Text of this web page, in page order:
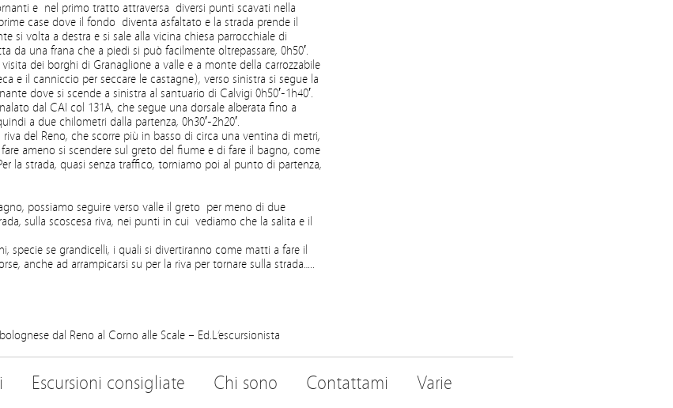
e nel primo tratto attraversa diversi punti scavati nella
case dove il fondo diventa asfaltato e la strada prende il
si volta a destra e si sale alla vicina chiesa parrocchiale di
da una frana che a piedi si può facilmente oltrepassare, 0h50′.
dei borghi di Granaglione a valle e a monte della carrozzabile
e il canniccio per seccare le castagne), verso sinistra si segue la
dove si scende a sinistra al santuario di Calvigi 0h50′-1h40′.
dal CAI col 131A, che segue una dorsale alberata fino a
a due chilometri dalla partenza, 0h30′-2h20′.
del Reno, che scorre più in basso di circa una ventina di metri,
ameno si scendere sul greto del fiume e di fare il bagno, come
la strada, quasi senza traffico, torniamo poi al punto di partenza,
possiamo seguire verso valle il greto per meno di due
sulla scoscesa riva, nei punti in cui vediamo che la salita e il
specie se grandicelli, i quali si divertiranno come matti a fare il
anche ad arrampicarsi su per la riva per tornare sulla strada…..
dal Reno al Corno alle Scale – Ed.L’escursionista
Escursioni consigliate Chi sono Contattami Varie